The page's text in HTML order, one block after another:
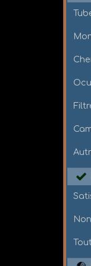
Tout